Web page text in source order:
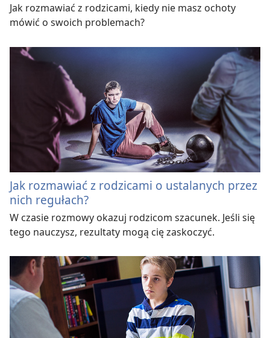
Jak rozmawiać z rodzicami, kiedy nie masz ochoty
mówić o swoich problemach?
Jak rozmawiać z rodzicami o ustalanych przez
nich regułach?
W czasie rozmowy okazuj rodzicom szacunek. Jeśli się
tego nauczysz, rezultaty mogą cię zaskoczyć.